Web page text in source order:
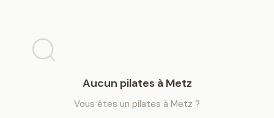
Aucun pilatesà Metz
Vous êtes un pilates à Metz ?